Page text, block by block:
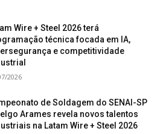
Wire + Steel 2026 terá
técnica focada em IA,
e competitividade
2026
de Soldagem do SENAI-SP
Arames revela novos talentos
na Latam Wire + Steel 2026